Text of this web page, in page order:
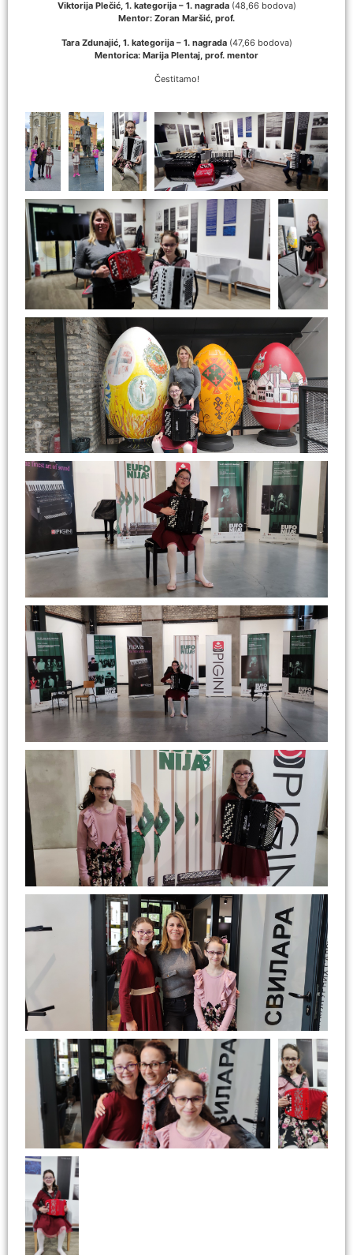
Viktorija Plečić, 1. kategorija – 1. nagrada (48,66 bodova)
Mentor: Zoran Maršić, prof.
Tara Zdunajić, 1. kategorija – 1. nagrada(47,66 bodova)
Mentorica: Marija Plentaj, prof. mentor
Čestitamo!